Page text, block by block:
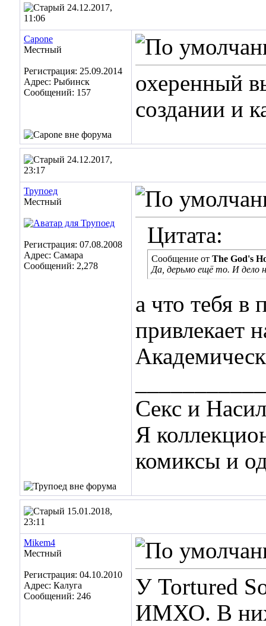
24.12.2017,
11:06
Capone
Местный
Регистрация: 25.09.2014
Адрес: Рыбинск
Сообщений: 157
охеренный
создании и
24.12.2017,
23:17
Трупоед
Местный
Регистрация: 07.08.2008
Адрес: Самара
Сообщений: 2,278
Цитата:
Сообщение от The God's
Да, дерьмо ещё то. И дело
а что тебя в
привлекает
Секс и
Я
комиксы и
15.01.2018,
23:11
Mikem4
Местный
Регистрация: 04.10.2010
Адрес: Калуга
Сообщений: 246
У Tortured
ИМХО. В них